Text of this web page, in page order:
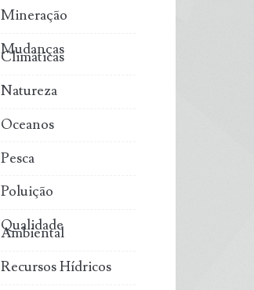
Mineração
Mudanças
Climáticas
Natureza
Oceanos
Pesca
Poluição
Qualidade
Ambiental
Recursos Hídricos